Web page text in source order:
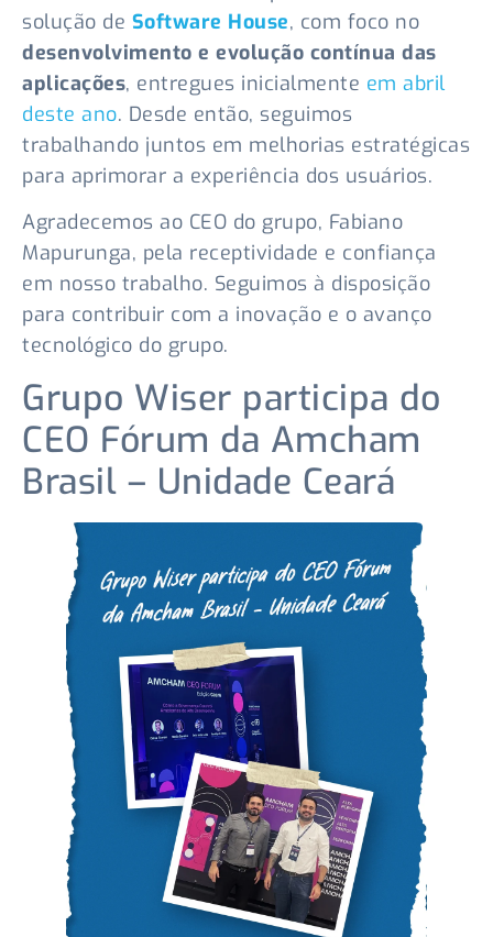
solução de Software House, com foco no
desenvolvimento e evolução contínua das
aplicações, entregues inicialmente em abril
deste ano. Desde então, seguimos
trabalhando juntos em melhorias estratégicas
para aprimorar a experiência dos usuários.
Agradecemos ao CEO do grupo, Fabiano
Mapurunga, pela receptividade e confiança
em nosso trabalho. Seguimos à disposição
para contribuir com a inovação e o avanço
tecnológico do grupo.
Grupo Wiser participa do
CEO Fórum da Amcham
Brasil – Unidade Ceará